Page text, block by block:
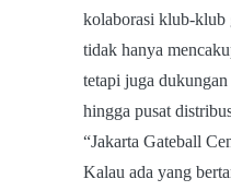
kolaborasi klub-klub
tidak hanya
tetapi juga
hingga pusat
“Jakarta Gateball
Kalau ada yang